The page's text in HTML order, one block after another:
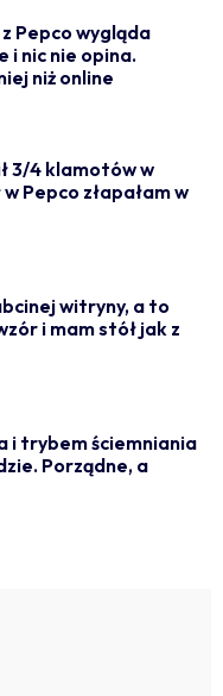
Pepco wygląda
i nic nie opina.
niż online
3/4 klamotów w
Pepco złapałam w
witryny, a to
i mam stół jak z
i trybem ściemniania
Porządne, a